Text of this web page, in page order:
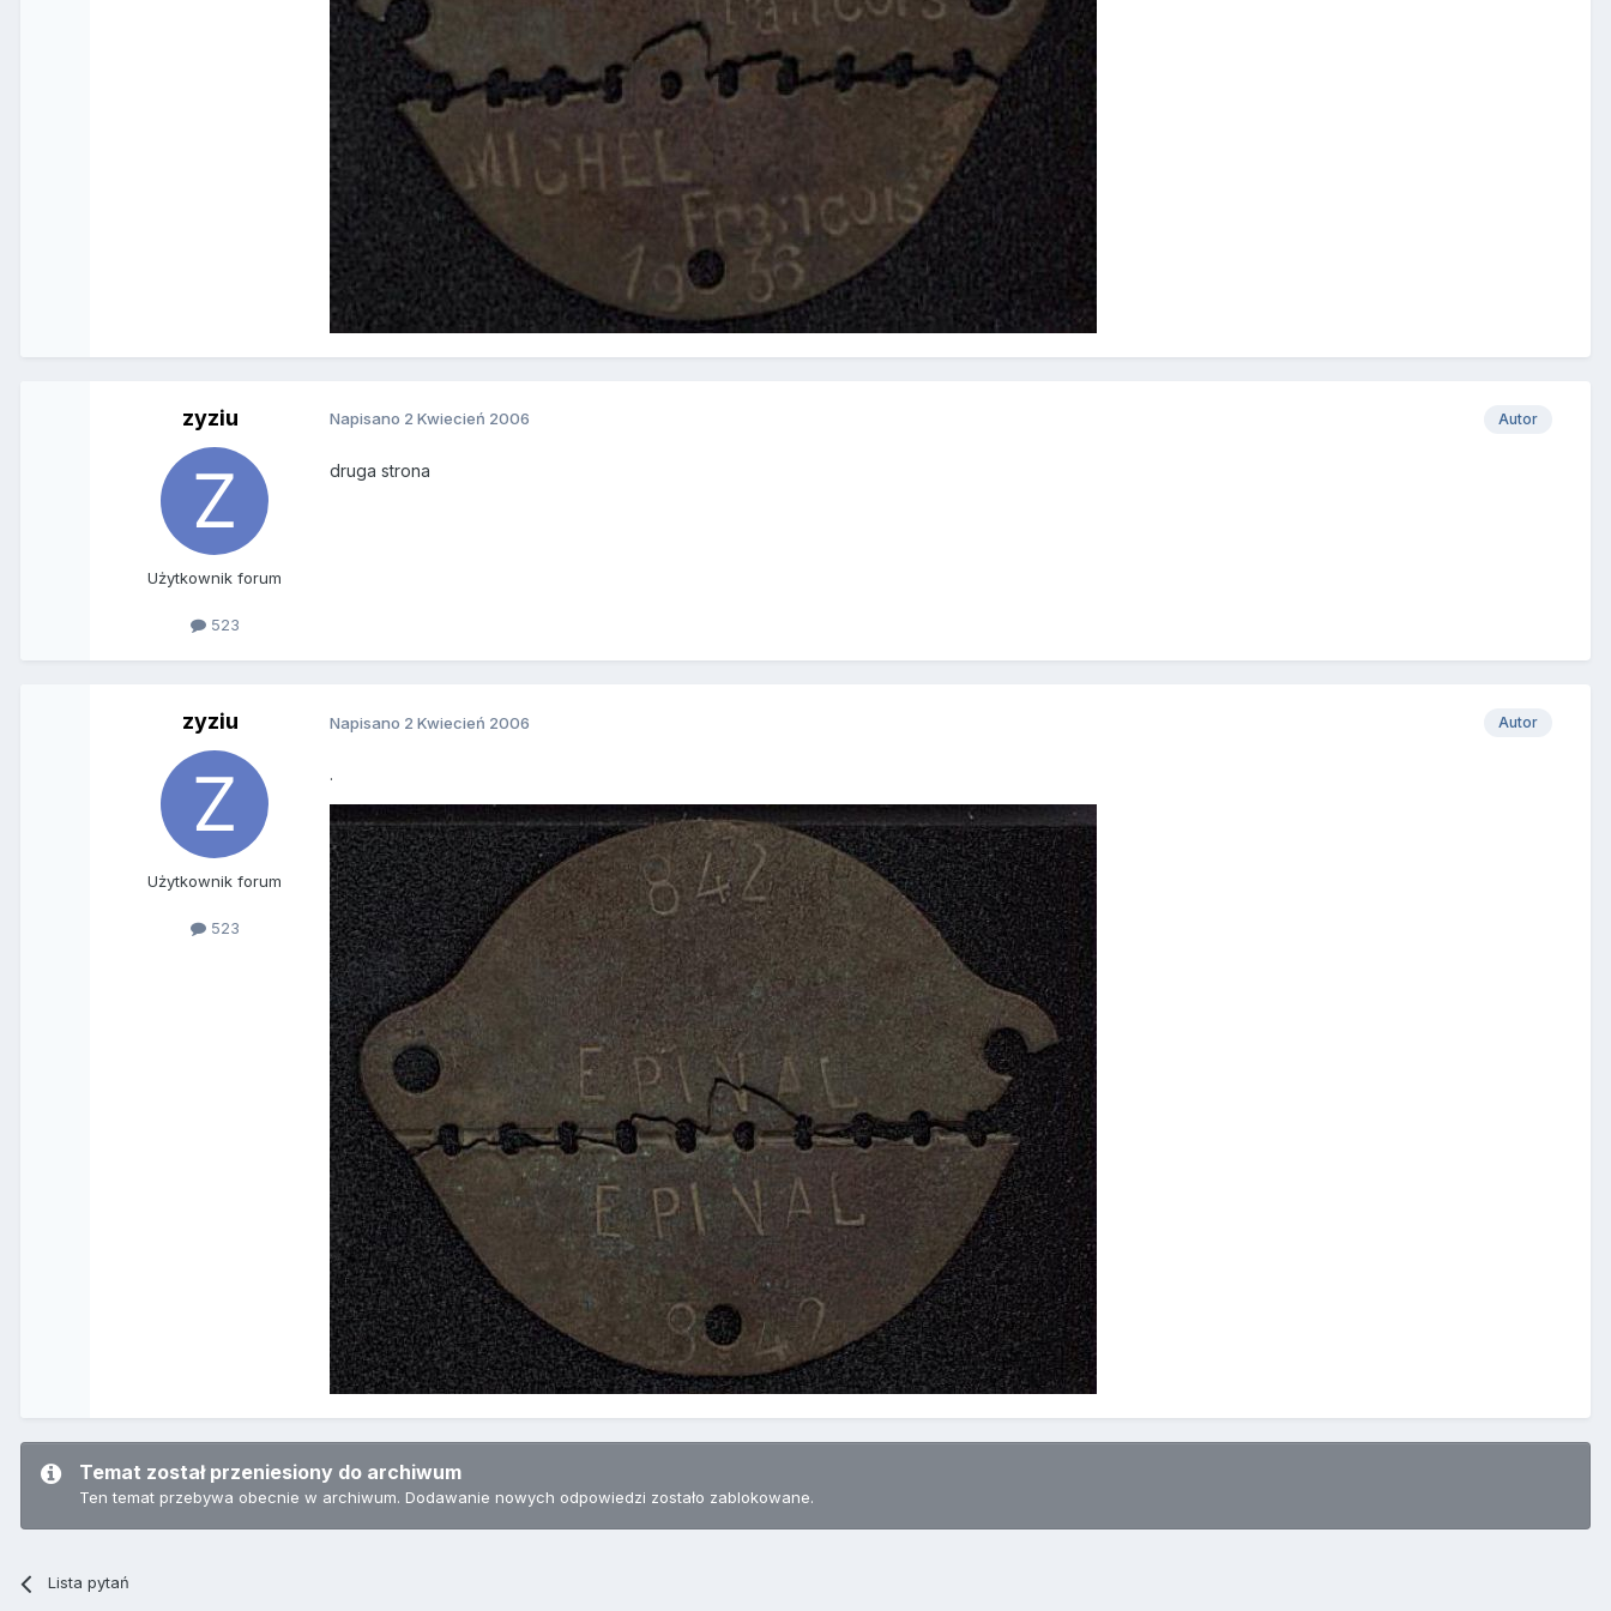
zyziu
Użytkownik forum
523
Autor
Napisano 2 Kwiecień 2006
druga strona
zyziu
Użytkownik forum
523
Autor
Napisano 2 Kwiecień 2006
.
Temat został przeniesiony do archiwum
Ten temat przebywa obecnie w archiwum. Dodawanie nowych odpowiedzi zostało zablokowane.
Lista pytań